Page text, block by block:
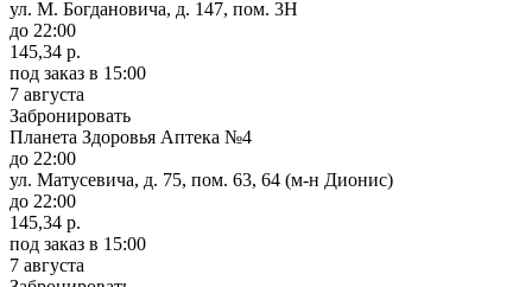
ул. М. Богдановича, д. 147, пом. 3Н
до 22:00
145,34 р.
под заказ в 15:00
7 августа
Забронировать
Планета Здоровья Аптека №4
до 22:00
ул. Матусевича, д. 75, пом. 63, 64 (м-н Дионис)
до 22:00
145,34 р.
под заказ в 15:00
7 августа